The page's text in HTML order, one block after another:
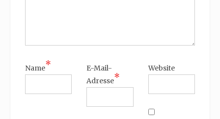
Name*
E-Mail-
Adresse*
Website